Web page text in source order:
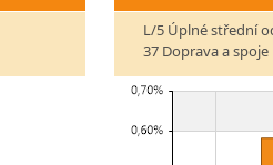
L/5 Úplné střední
37 Doprava a spoje